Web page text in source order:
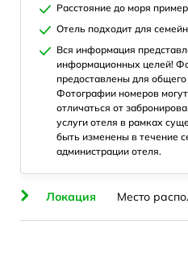
Расстояние до моря
Отель подходит для
Вся информация
информационных целей!
предоставлены для
Фотографии номеров
отличаться от
услуги отеля в рамках
быть изменены в течение
администрации отеля.
Локация Место